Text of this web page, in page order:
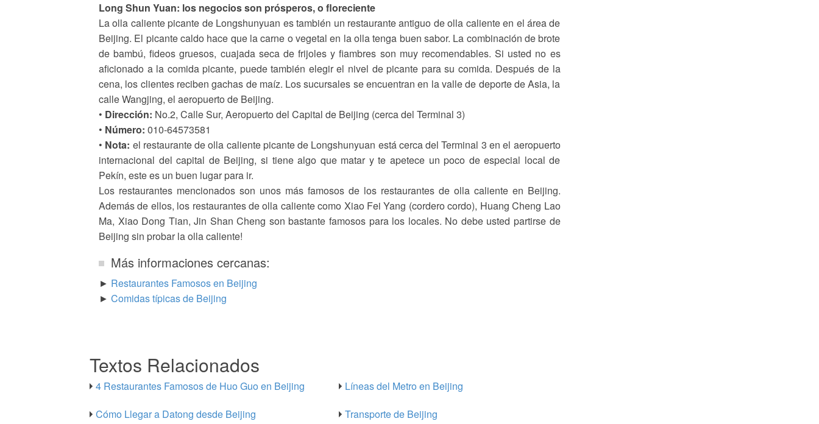
Long Shun Yuan: los negocios son prósperos, o floreciente
La olla caliente picante de Longshunyuan es también un restaurante antiguo de olla caliente en el área de
Beijing. El picante caldo hace que la carne o vegetal en la olla tenga buen sabor. La combinación de brote
de bambú, fideos gruesos, cuajada seca de frijoles y fiambres son muy recomendables. Si usted no es
aficionado a la comida picante, puede también elegir el nivel de picante para su comida. Después de la
cena, los clientes reciben gachas de maíz. Los sucursales se encuentran en la valle de deporte de Asia, la
calle Wangjing, el aeropuerto de Beijing.
• Dirección: No.2, Calle Sur, Aeropuerto del Capital de Beijing (cerca del Terminal 3)
• Número: 010-64573581
• Nota: el restaurante de olla caliente picante de Longshunyuan está cerca del Terminal 3 en el aeropuerto
internacional del capital de Beijing, si tiene algo que matar y te apetece un poco de especial local de
Pekín, este es un buen lugar para ir.
Los restaurantes mencionados son unos más famosos de los restaurantes de olla caliente en Beijing.
Además de ellos, los restaurantes de olla caliente como Xiao Fei Yang (cordero cordo), Huang Cheng Lao
Ma, Xiao Dong Tian, Jin Shan Cheng son bastante famosos para los locales. No debe usted partirse de
Beijing sin probar la olla caliente!
Más informaciones cercanas:
► Restaurantes Famosos en Beijing
► Comidas típicas de Beijing
Textos Relacionados
4 Restaurantes Famosos de Huo Guo en Beijing
Líneas del Metro en Beijing
Cómo Llegar a Datong desde Beijing
Transporte de Beijing